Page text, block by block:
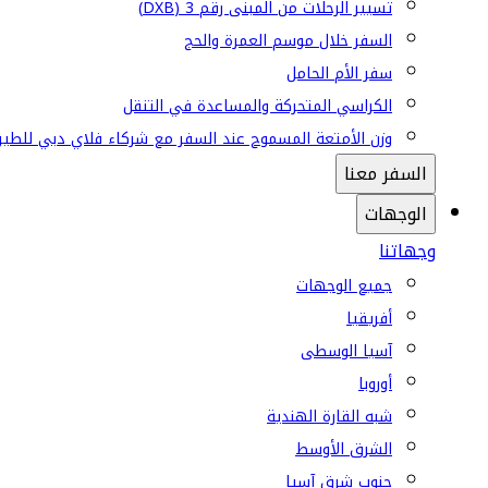
تسيير الرحلات من المبنى رقم 3 (DXB)
السفر خلال موسم العمرة والحج
سفر الأم الحامل
الكراسي المتحركة والمساعدة في التنقل
وزن الأمتعة المسموح عند السفر مع شركاء فلاي دبي
السفر معنا
الوجهات
وجهاتنا
جميع الوجهات
أفريقيا
آسيا الوسطى
أوروبا
شبه القارة الهندية
الشرق الأوسط
جنوب شرق آسيا